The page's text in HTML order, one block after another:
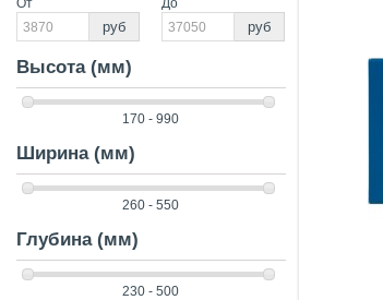
От
руб
До
руб
Высота (мм)
170 - 990
Ширина (мм)
260 - 550
Глубина (мм)
230 - 500